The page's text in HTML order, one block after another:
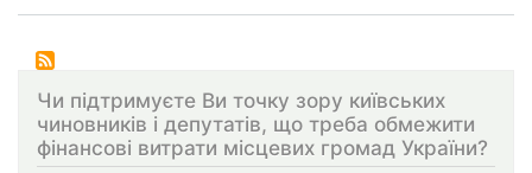
Чи підтримуєте Ви точку зору київських
чиновників і депутатів, що треба обмежити
фінансові витрати місцевих громад України?